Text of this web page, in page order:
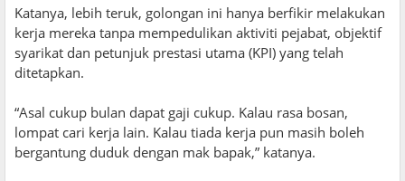
Katanya, lebih teruk, golongan ini hanya berfikir melakukan
kerja mereka tanpa mempedulikan aktiviti pejabat, objektif
syarikat dan petunjuk prestasi utama (KPI) yang telah
ditetapkan.
“Asal cukup bulan dapat gaji cukup. Kalau rasa bosan,
lompat cari kerja lain. Kalau tiada kerja pun masih boleh
bergantung duduk dengan mak bapak,” katanya.